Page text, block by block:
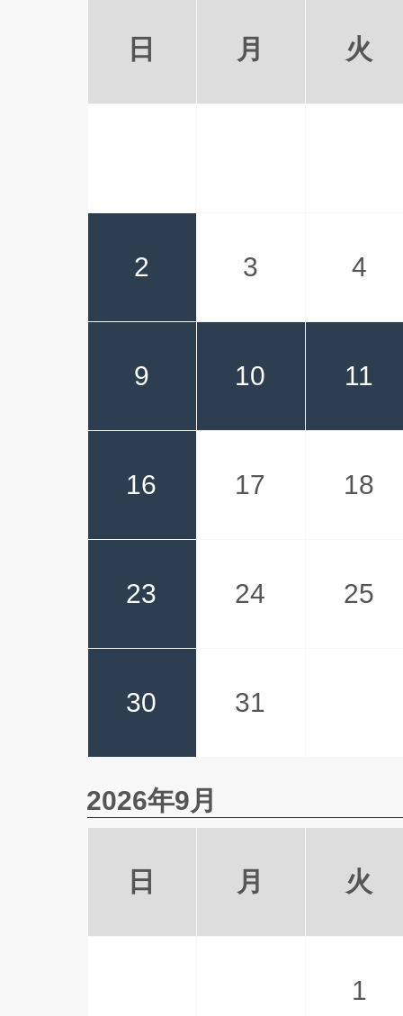
日 月 火
2 3 4
9 10 11
16 17 18
23 24 25
30 31
2026年9月
日 月 火
1